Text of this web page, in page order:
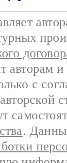
авторам
с
.